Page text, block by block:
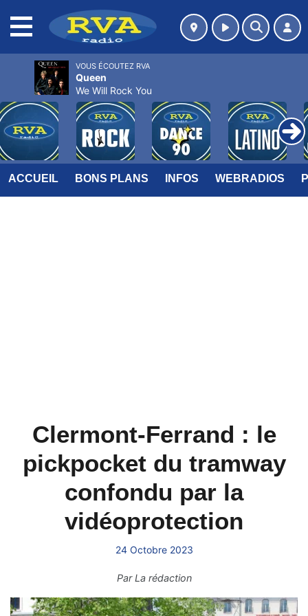
ACCUEIL BONS PLANS INFOS WEBRADIOS
Clermont-Ferrand : le
pickpocket du tramway
confondu par la
vidéoprotection
24 Octobre 2023
ParLa rédaction
VOUS ÉCOUTEZ RVA
Queen
We Will Rock You